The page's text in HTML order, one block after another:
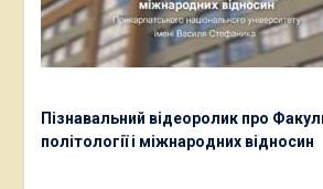
Пізнавальний відеоролик про
політології і міжнародних відносин